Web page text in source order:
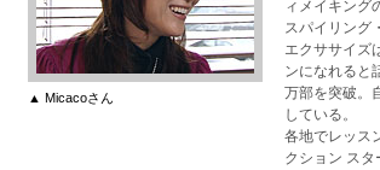
▲ Micacoさん
ィメイキング
スパイリング
エクササイズ
ンになれると
万部を突破。
している。
各地でレッス
クション ス